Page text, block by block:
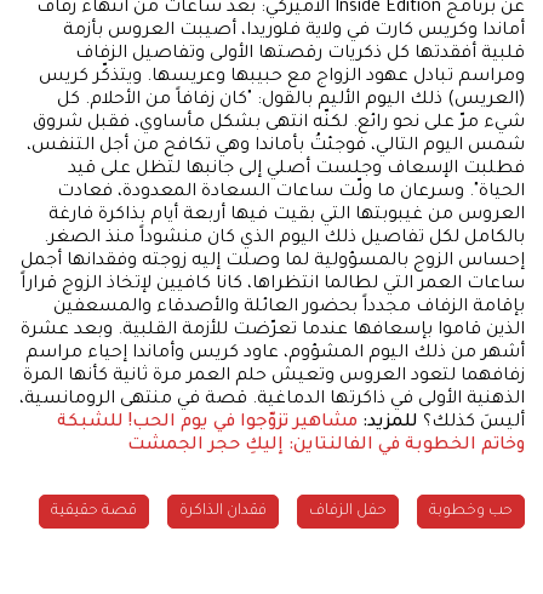
عن برنامج Inside Edition الأميركي: بعد ساعات من انتهاء زفاف
أماندا وكريس كارت في ولاية فلوريدا، أصيبت العروس بأزمة
قلبية أفقدتها كل ذكريات رقصتها الأولى وتفاصيل الزفاف
ومراسم تبادل عهود الزواج مع حبيبها وعريسها. ويتذكّر كريس
(العريس) ذلك اليوم الأليم بالقول: "كان زفافاً من الأحلام. كل
شيء مرّ على نحو رائع. لكنّه انتهى بشكل مأساوي، فقبل شروق
شمس اليوم التالي، فوجئتُ بأماندا وهي تكافح من أجل التنفس،
فطلبت الإسعاف وجلست أصلي إلى جانبها لتظل على قيد
الحياة". وسرعان ما ولّت ساعات السعادة المعدودة، فعادت
العروس من غيبوبتها التي بقيت فيها أربعة أيام بذاكرة فارغة
بالكامل لكل تفاصيل ذلك اليوم الذي كان منشوداً منذ الصغر.
إحساس الزوج بالمسؤولية لما وصلت إليه زوجته وفقدانها أجمل
ساعات العمر التي لطالما انتظراها، كانا كافيين لإتخاذ الزوج قراراً
بإقامة الزفاف مجدداً بحضور العائلة والأصدقاء والمسعفين
الذين قاموا بإسعافها عندما تعرّضت للأزمة القلبية. وبعد عشرة
أشهر من ذلك اليوم المشؤوم، عاود كريس وأماندا إحياء مراسم
زفافهما لتعود العروس وتعيش حلم العمر مرة ثانية كأنها المرة
الذهنية الأولى في ذاكرتها الدماغية. قصة في منتهى الرومانسية،
أليسَ كذلك؟ للمزيد: مشاهير تزوّجوا في يوم الحب! للشبكة
وخاتم الخطوبة في الفالنتاين: إليكِ حجر الجمشت
حب وخطوبة حفل الزفاف فقدان الذاكرة قصة حقيقية